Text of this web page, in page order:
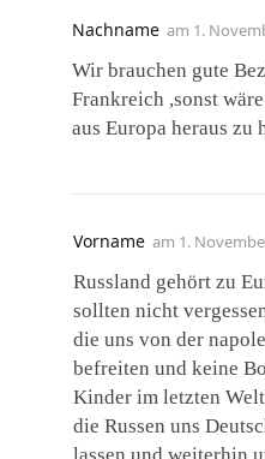
Nachname am 1.
Wir brauchen gute
Frankreich ,sonst
aus Europa heraus zu
Vorname am 1.
Russland gehört zu
sollten nicht
die uns von der
befreiten und keine
Kinder im letzten
die Russen uns